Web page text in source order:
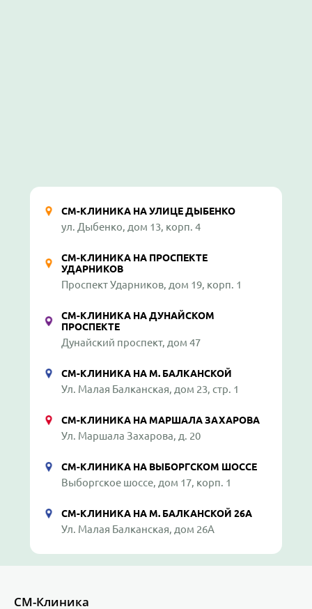
СМ-КЛИНИКА НА УЛИЦЕ ДЫБЕНКО
ул. Дыбенко, дом 13, корп. 4
СМ-КЛИНИКА НА ПРОСПЕКТЕ
УДАРНИКОВ
Проспект Ударников, дом 19, корп. 1
СМ-КЛИНИКА НА ДУНАЙСКОМ
ПРОСПЕКТЕ
Дунайский проспект, дом 47
СМ-КЛИНИКА НА М. БАЛКАНСКОЙ
Ул. Малая Балканская, дом 23, стр. 1
СМ-КЛИНИКА НА МАРШАЛА ЗАХАРОВА
Ул. Маршала Захарова, д. 20
СМ-КЛИНИКА НА ВЫБОРГСКОМ ШОССЕ
Выборгское шоссе, дом 17, корп. 1
СМ-КЛИНИКА НА М. БАЛКАНСКОЙ 26А
Ул. Малая Балканская, дом 26А
СМ-Клиника